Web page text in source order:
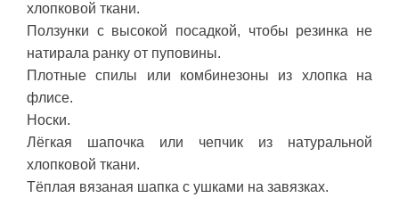
хлопковой ткани.
Ползунки с высокой посадкой, чтобы резинка не
натирала ранку от пуповины.
Плотные спилы или комбинезоны из хлопка на
флисе.
Носки.
Лёгкая шапочка или чепчик из натуральной
хлопковой ткани.
Тёплая вязаная шапка с ушками на завязках.